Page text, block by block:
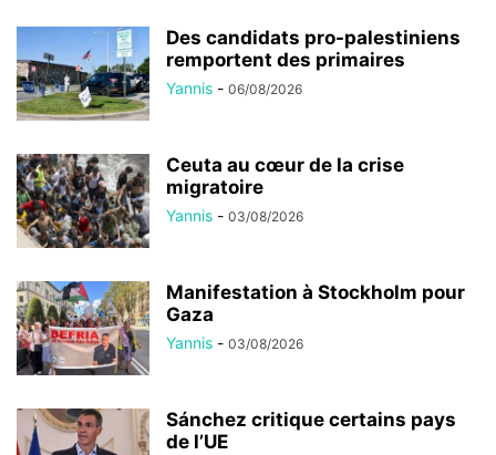
Des candidats pro-palestiniens
remportent des primaires
Yannis - 06/08/2026
Ceuta au cœur de la crise
migratoire
Yannis - 03/08/2026
Manifestation à Stockholm pour
Gaza
Yannis - 03/08/2026
Sánchez critique certains pays
de l’UE